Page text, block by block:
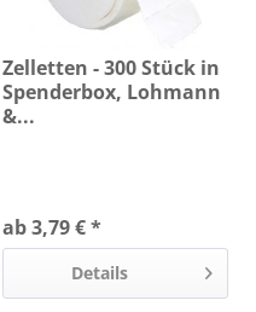
Zelletten - 300 Stück in
Spenderbox, Lohmann
&...
ab 3,79 € *
Details